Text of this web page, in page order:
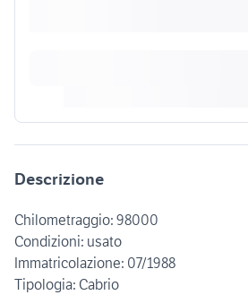
Descrizione
Chilometraggio: 98000
Condizioni: usato
Immatricolazione: 07/1988
Tipologia: Cabrio